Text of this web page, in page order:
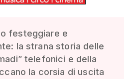
festeggiare e
la strana storia delle
telefonici e della
la corsia di uscita